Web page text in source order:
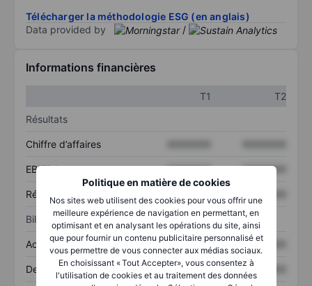
Politique en matière de cookies
Nos sites web utilisent des cookies pour vous offrir une
meilleure expérience de navigation en permettant, en
optimisant et en analysant les opérations du site, ainsi
que pour fournir un contenu publicitaire personnalisé et
vous permettre de vous connecter aux médias sociaux.
En choisissant « Tout Accepter», vous consentez à
l'utilisation de cookies et au traitement des données
Télécharger la méthodologie ESG (en anglais)
Data provided by
/
Informations financières
T1
T2
Résultats
Chiffre d’affaires
EBITDA XXXXXXX XXXXXXX
Résultat net
Bilan
Actif total XXXXXXX XXXXXXX
Dette totale XXXXXXX XXXXXXX